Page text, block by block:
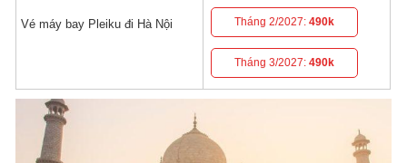
Vé máy bay Pleiku đi Hà Nội Tháng 2/2027:490k
Tháng 3/2027:490k